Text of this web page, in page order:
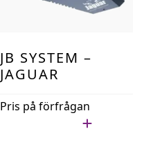
JB SYSTEM –
JAGUAR
Pris på förfrågan